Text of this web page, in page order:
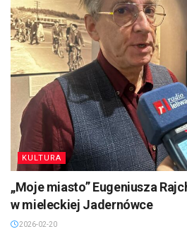
KULTURA
„Moje miasto” Eugeniusza
w mieleckiej Jadernówce
2026-02-20